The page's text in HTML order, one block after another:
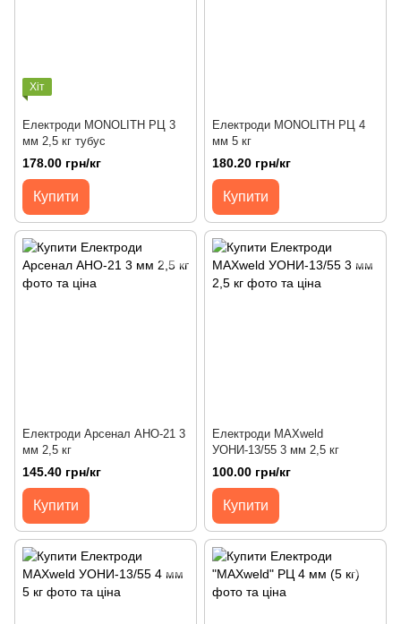
Хіт
Електроди MONOLITH РЦ 3
мм 2,5 кг тубус
178.00 грн/кг
Купити
Електроди MONOLITH РЦ 4
мм 5 кг
180.20 грн/кг
Купити
Електроди Арсенал АНО-21 3
мм 2,5 кг
145.40 грн/кг
Купити
Електроди MAXweld
УОНИ-13/55 3 мм 2,5 кг
100.00 грн/кг
Купити